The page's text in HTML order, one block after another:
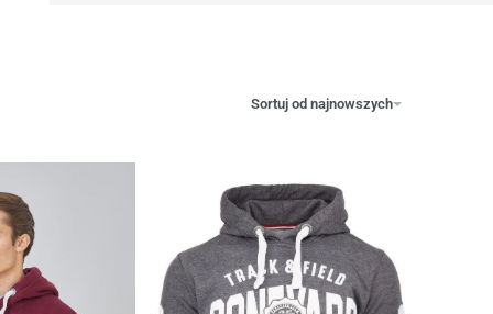
Sortuj od najnowszych